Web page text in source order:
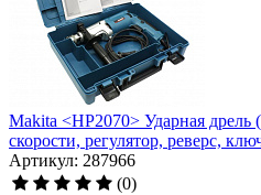
Makita <HP2070> Ударная
скорости, регулятор, реверс,
Артикул: 287966
(0)